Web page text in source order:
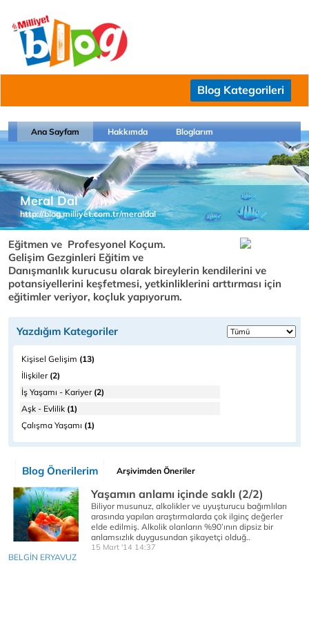
Blog Kategorileri
Ana Sayfam Hakkımda Bloglarım
Meral Dal
http://blog.milliyet.com.tr/meraldal
Eğitmen ve Profesyonel Koçum.
Gelişim Gezginleri Eğitim ve
Danışmanlık kurucusu olarak bireylerin kendilerini ve
potansiyellerini keşfetmesi, yetkinliklerini arttırması için
eğitimler veriyor, koçluk yapıyorum.
Yazdığım Kategoriler
Kişisel Gelişim (13)
İlişkiler(2)
İş Yaşamı - Kariyer(2)
Aşk - Evlilik (1)
Çalışma Yaşamı (1)
Blog Önerilerim Arşivimden Öneriler
Yaşamın anlamı içinde saklı (2/2)
Biliyor musunuz, alkolikler ve uyuşturucu bağımlıları
arasında yapılan araştırmalarda çok ilginç değerler
elde edilmiş. Alkolik olanların %90’ının dipsiz bir
anlamsızlık duygusundan şikayetçi olduğ..
15 Mart '14 14:37
BELGİN ERYAVUZ